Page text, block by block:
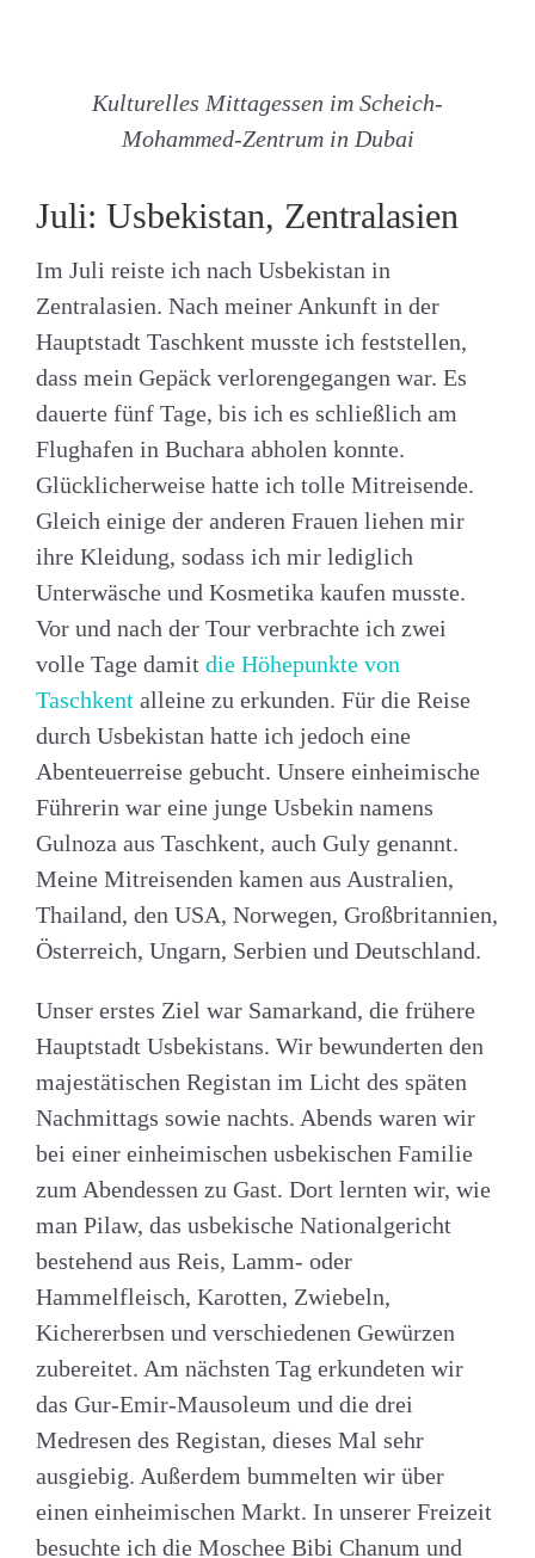
Kulturelles Mittagessen im Scheich-
Mohammed-Zentrum in Dubai
Juli: Usbekistan, Zentralasien
Im Juli reiste ich nach Usbekistan in
Zentralasien. Nach meiner Ankunft in der
Hauptstadt Taschkent musste ich feststellen,
dass mein Gepäck verlorengegangen war. Es
dauerte fünf Tage, bis ich es schließlich am
Flughafen in Buchara abholen konnte.
Glücklicherweise hatte ich tolle Mitreisende.
Gleich einige der anderen Frauen liehen mir
ihre Kleidung, sodass ich mir lediglich
Unterwäsche und Kosmetika kaufen musste.
Vor und nach der Tour verbrachte ich zwei
volle Tage damit die Höhepunkte von
Taschkent alleine zu erkunden. Für die Reise
durch Usbekistan hatte ich jedoch eine
Abenteuerreise gebucht. Unsere einheimische
Führerin war eine junge Usbekin namens
Gulnoza aus Taschkent, auch Guly genannt.
Meine Mitreisenden kamen aus Australien,
Thailand, den USA, Norwegen, Großbritannien,
Österreich, Ungarn, Serbien und Deutschland.
Unser erstes Ziel war Samarkand, die frühere
Hauptstadt Usbekistans. Wir bewunderten den
majestätischen Registan im Licht des späten
Nachmittags sowie nachts. Abends waren wir
bei einer einheimischen usbekischen Familie
zum Abendessen zu Gast. Dort lernten wir, wie
man Pilaw, das usbekische Nationalgericht
bestehend aus Reis, Lamm- oder
Hammelfleisch, Karotten, Zwiebeln,
Kichererbsen und verschiedenen Gewürzen
zubereitet. Am nächsten Tag erkundeten wir
das Gur-Emir-Mausoleum und die drei
Medresen des Registan, dieses Mal sehr
ausgiebig. Außerdem bummelten wir über
einen einheimischen Markt. In unserer Freizeit
besuchte ich die Moschee Bibi Chanum und